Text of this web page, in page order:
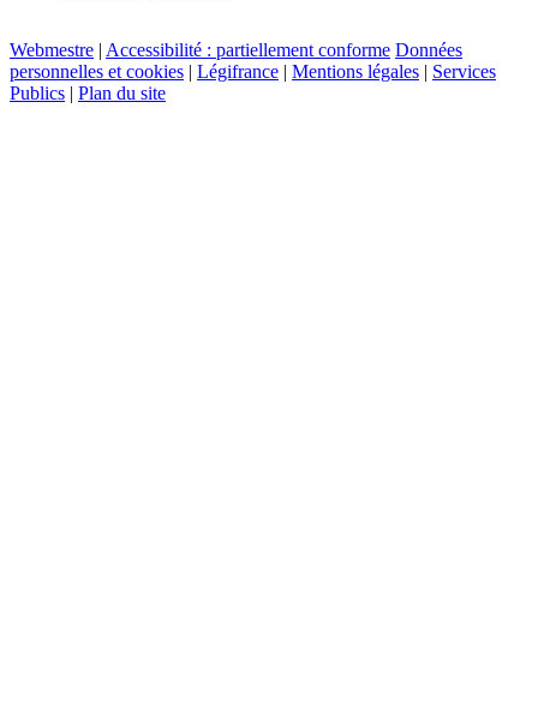
Webmestre Accessibilité : partiellement conforme Données
personnelles et cookies
Légifrance Mentions légales
Services
Publics
Plan du site